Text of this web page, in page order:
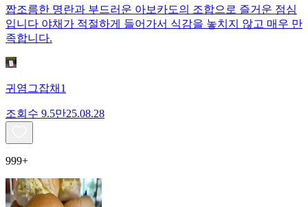
짭조름한 명란과 부드러운 아보카도의 조합으로 즐거운 점심
입니다 야채가 적절하게 들어가서 식감을 놓치지 않고 매우 만
족합니다.
귀염그잡채1
조회수 9.5만25.08.28
999+